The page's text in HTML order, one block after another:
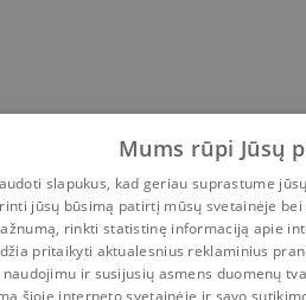
Mums rūpi Jūsų
slapukus, kad geriau suprastume
jūsų būsimą patirtį mūsų svetainėje
rinkti statistinę informaciją apie
pritaikyti aktualesnius reklaminius
ir susijusių asmens duomenų
šioje interneto svetainėje ir savo